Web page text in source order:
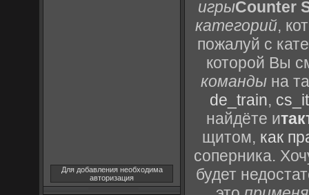
Для добавления необходима
авторизация
игрыCounter
категорий,
пожалуй с
которой Вы
команды на
de_train,
найдёте и
щитом, как
соперника.
будет